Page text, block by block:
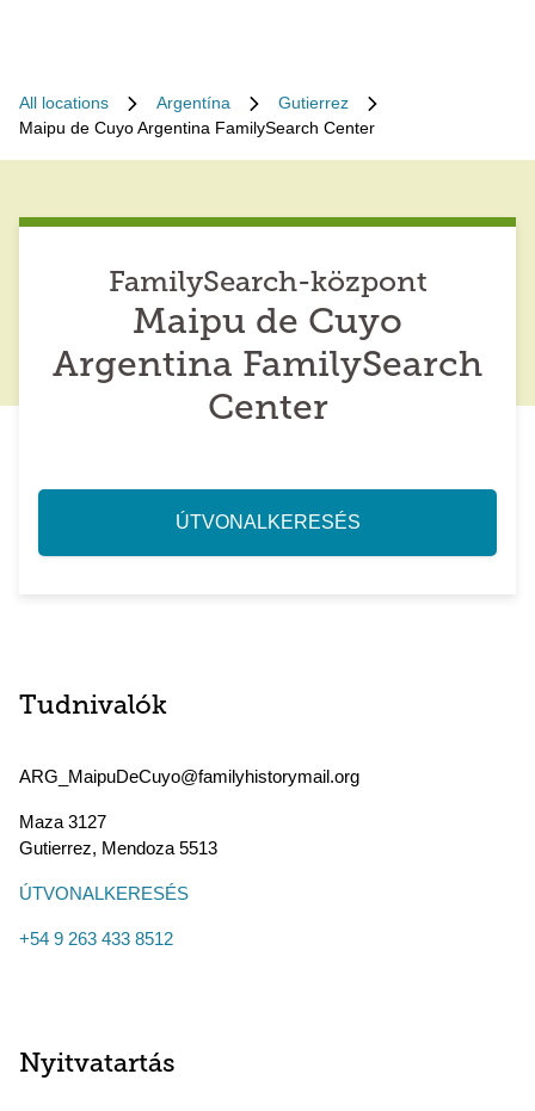
All locations Argentína
Gutierrez
Maipu de Cuyo Argentina FamilySearch Center
FamilySearch-központ
Maipu de Cuyo
Argentina FamilySearch
Center
ÚTVONALKERESÉS
Tudnivalók
ARG_MaipuDeCuyo@familyhistorymail.org
Maza 3127
Gutierrez, Mendoza 5513
ÚTVONALKERESÉS
+54 9 263 433 8512
Nyitvatartás